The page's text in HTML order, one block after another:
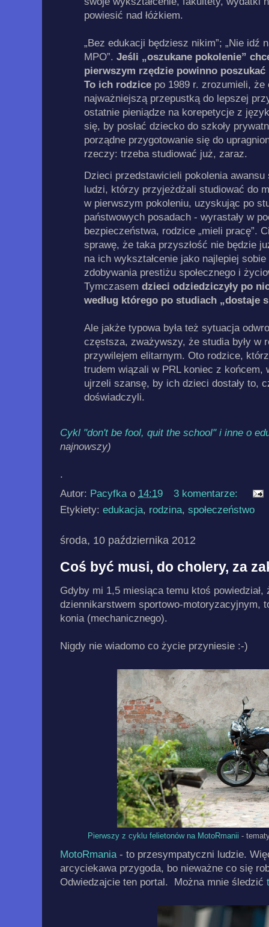
powiesić nad łóżkiem.
„Bez edukacji będziesz nikim”; „Nie idź
MPO”. Jeśli „oszukane pokolenie”
pierwszym rzędzie powinno poszukać
To ich rodzice po 1989 r. zrozumieli,
najważniejszą przepustką do lepszej
ostatnie pieniądze na korepetycje z
się, by posłać dziecko do szkoły
porządne przygotowanie się do
rzeczy: trzeba studiować już, zaraz.
Dzieci przedstawicieli pokolenia awansu
ludzi, którzy przyjeżdżali studiować do
w pierwszym pokoleniu, uzyskując po
państwowych posadach - wyrastały w
bezpieczeństwa, rodzice „mieli pracę”.
sprawę, że taka przyszłość nie będzie
na ich wykształcenie jako najlepiej
zdobywania prestiżu społecznego i
Tymczasem dzieci odziedziczyły po
według którego po studiach „dostaje
Ale jakże typowa była też sytuacja
częstsza, zważywszy, że studia były w
przywilejem elitarnym. Oto rodzice,
trudem wiązali w PRL koniec z końcem,
ujrzeli szansę, by ich dzieci dostały to,
doświadczyli.
Cykl "don't be fool, quit the school" i inne o
najnowszy)
.
Autor: Pacyfka o 14:19
3 komentarze:
Etykiety: edukacja, rodzina, społeczeństwo
środa, 10 października 2012
Coś być musi, do cholery, za
Gdyby mi 1,5 miesiąca temu ktoś powiedział,
dziennikarstwem sportowo-motoryzacyjnym,
konia (mechanicznego).
Nigdy nie wiadomo co życie przyniesie :-)
Pierwszy z cyklu felietonów na MotoRmanii -
MotoRmania- to przesympatyczni ludzie.
arcyciekawa przygoda, bo nieważne co się
Odwiedzajcie ten portal. Można mnie śledzić